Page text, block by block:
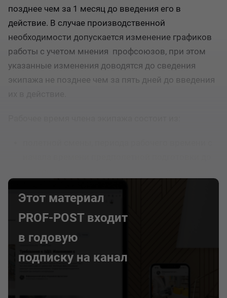
позднее чем за 1 месяц до введения его в
действие. В случае производственной
необходимости допускается изменение графиков
работы с учетом мнения профсоюзов, при этом
указанные изменения доводятся до сведения
экипажа не позднее чем за пять дней до введения
Этот материал
PROF-POST входит
в годовую
подписку на канал